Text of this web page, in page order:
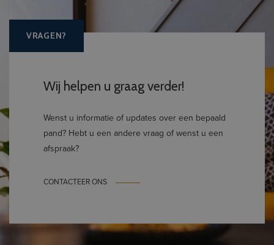
VRAGEN?
Wij helpen u graag verder!
Wenst u informatie of updates over een bepaald
pand? Hebt u een andere vraag of wenst u een
afspraak?
CONTACTEER ONS